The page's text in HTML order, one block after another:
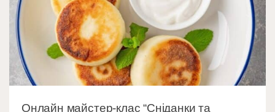
Онлайн майстер-клас “Сніданки та